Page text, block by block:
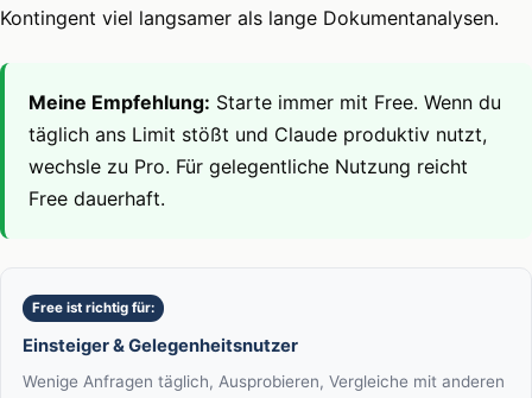
Kontingent viel langsamer als lange Dokumentanalysen.
Meine Empfehlung: Starte immer mit Free. Wenn du
täglich ans Limit stößt und Claude produktiv nutzt,
wechsle zu Pro. Für gelegentliche Nutzung reicht
Free dauerhaft.
Free ist richtig für:
Einsteiger & Gelegenheitsnutzer
Wenige Anfragen täglich, Ausprobieren, Vergleiche mit anderen